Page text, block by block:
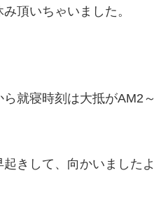
頂いちゃいました。
就寝時刻は大抵がAM2～
きして、向かいましたよ